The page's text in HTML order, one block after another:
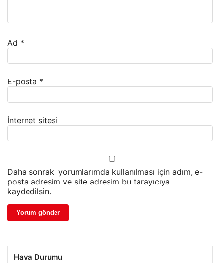
Ad *
E-posta *
İnternet sitesi
Daha sonraki yorumlarımda kullanılması için adım, e-
posta adresim ve site adresim bu tarayıcıya
kaydedilsin.
Hava Durumu